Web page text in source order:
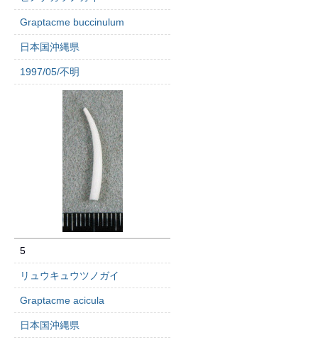
Graptacme buccinulum
日本国沖縄県
1997/05/不明
5
リュウキュウツノガイ
Graptacme acicula
日本国沖縄県